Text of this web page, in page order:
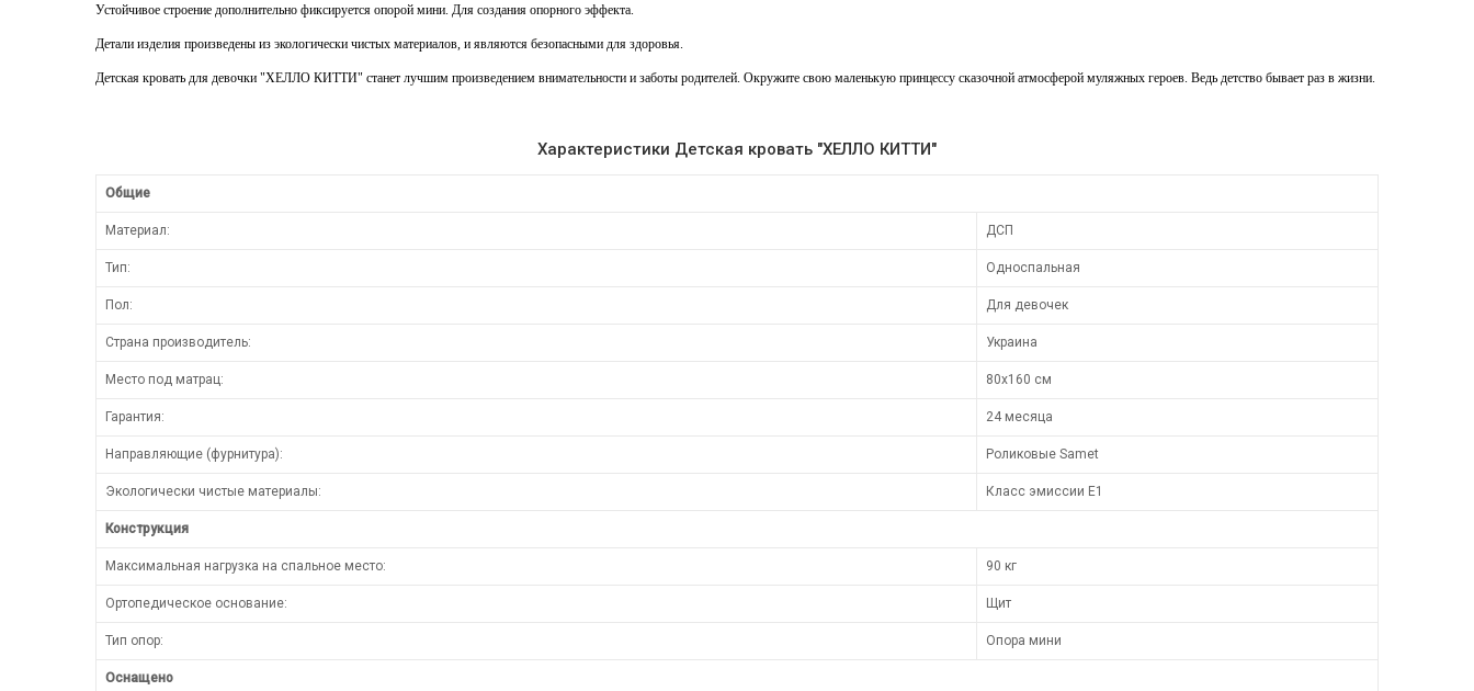
Устойчивое строение дополнительно фиксируется опорой мини. Для создания опорного эффекта.
Детали изделия произведены из экологически чистых материалов, и являются безопасными для здоровья.
Детская кровать для девочки "ХЕЛЛО КИТТИ" станет лучшим произведением внимательности и заботы родителей. Окружите свою маленькую принцессу сказочной атмосферой муляжных героев. Ведь детство бывает раз в жизни.
Характеристики Детская кровать "ХЕЛЛО КИТТИ"
Общие
Материал: ДСП
Тип: Односпальная
Пол: Для девочек
Страна производитель: Украина
Место под матрац: 80х160 см
Гарантия: 24 месяца
Направляющие (фурнитура): Роликовые Samet
Экологически чистые материалы: Класс эмиссии Е1
Конструкция
Максимальная нагрузка на спальное место: 90 кг
Ортопедическое основание: Щит
Тип опор: Опора мини
Оснащено